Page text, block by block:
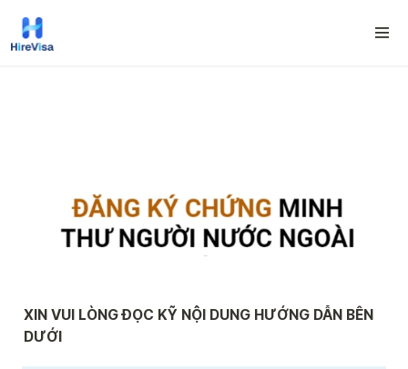
XIN VUI LÒNG ĐỌC KỸ NỘI DUNG HƯỚNG DẪN BÊN
DƯỚI